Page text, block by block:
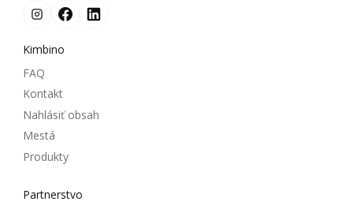
Kimbino
FAQ
Kontakt
Nahlásiť obsah
Mestá
Produkty
Partnerstvo